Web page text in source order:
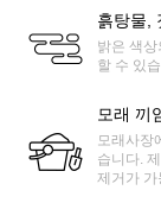
흙탕물,
밝은 색
할 수 있
모래 끼
모래사장
습니다.
제거가 가